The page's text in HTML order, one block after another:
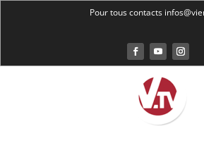
Pour tous contacts